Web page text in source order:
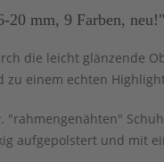
20 mm, 9 Farben, neu!"
die leicht glänzende
einem echten
aufgepolstert und mit